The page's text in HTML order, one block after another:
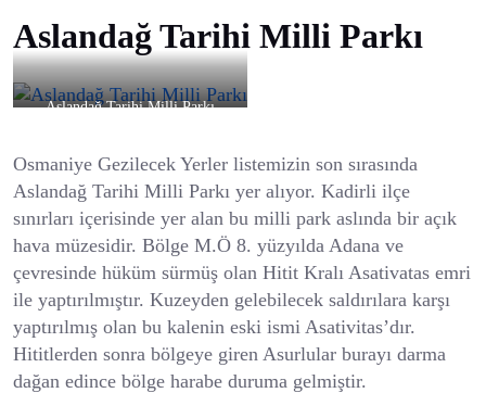
Aslandağ Tarihi Milli Parkı
Aslandağ Tarihi Milli Parkı
Osmaniye Gezilecek Yerler listemizin son sırasında
Aslandağ Tarihi Milli Parkı yer alıyor. Kadirli ilçe
sınırları içerisinde yer alan bu milli park aslında bir açık
hava müzesidir. Bölge M.Ö 8. yüzyılda Adana ve
çevresinde hüküm sürmüş olan Hitit Kralı Asativatas emri
ile yaptırılmıştır. Kuzeyden gelebilecek saldırılara karşı
yaptırılmış olan bu kalenin eski ismi Asativitas’dır.
Hititlerden sonra bölgeye giren Asurlular burayı darma
dağan edince bölge harabe duruma gelmiştir.